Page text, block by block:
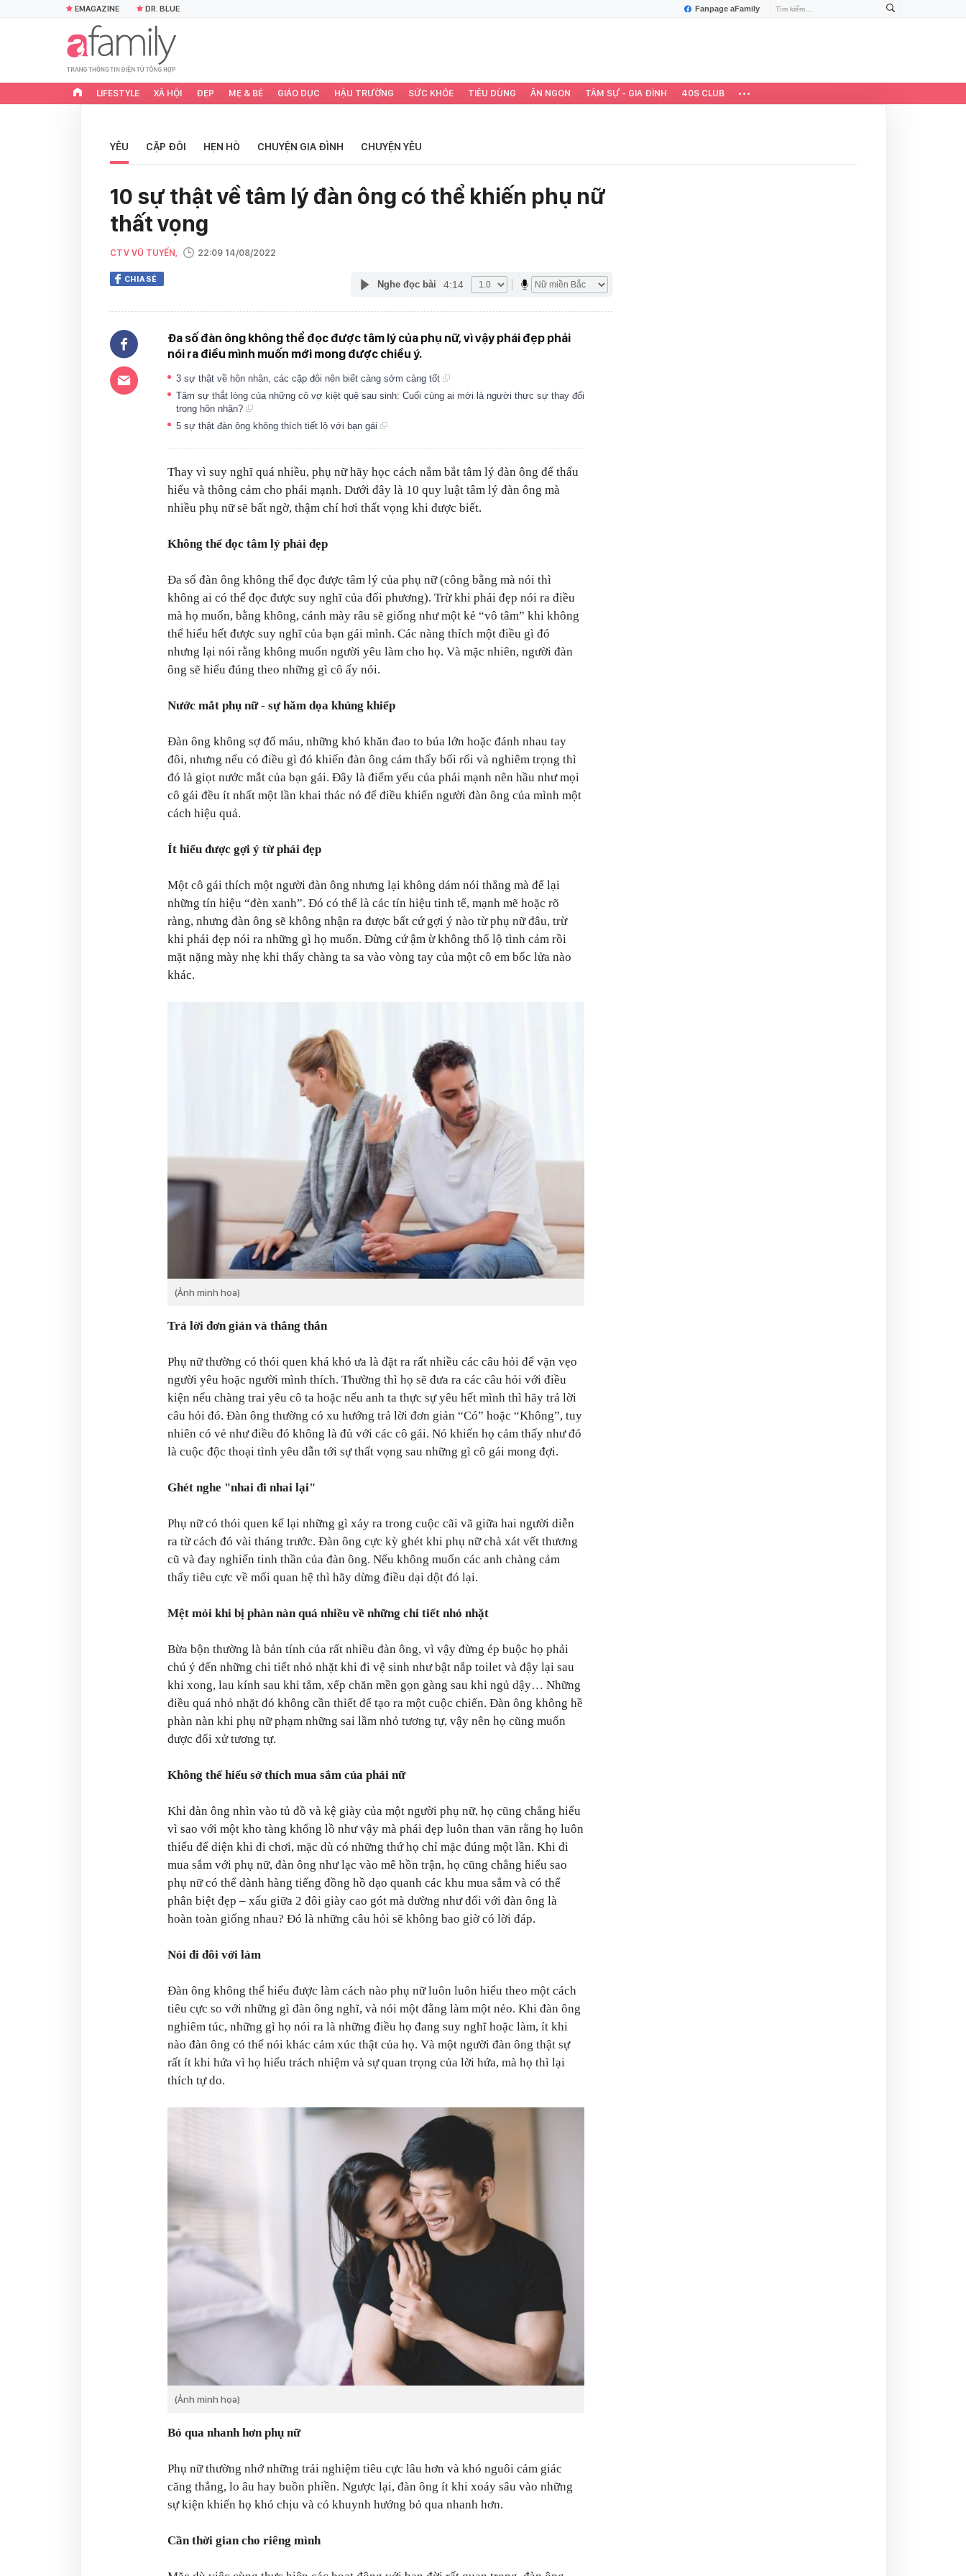
Fanpage aFamily
EMAGAZINE DR. BLUE
LIFESTYLE XÃ HỘI ĐẸP MẸ & BÉ GIÁO DỤC HẬU TRƯỜNG SỨC KHỎE TIÊU DÙNG ĂN NGON TÂM SỰ - GIA ĐÌNH 40S CLUB
YÊU CẶP ĐÔI HẸN HÒ CHUYỆN GIA ĐÌNH CHUYỆN YÊU
10 sự thật về tâm lý đàn ông có thể khiến phụ nữ
thất vọng
CTV VŨ TUYẾN, 22:09 14/08/2022
CHIA SẺ Nghe đọc bài 4:14
Đa số đàn ông không thể đọc được tâm lý của phụ nữ, vì vậy phái đẹp phải
nói ra điều mình muốn mới mong được chiều ý.
3 sự thật về hôn nhân, các cặp đôi nên biết càng sớm càng tốt
Tâm sự thắt lòng của những cô vợ kiệt quệ sau sinh: Cuối cùng ai mới là người thực sự thay đổi
trong hôn nhân?
5 sự thật đàn ông không thích tiết lộ với bạn gái
Thay vì suy nghĩ quá nhiều, phụ nữ hãy học cách nắm bắt tâm lý đàn ông để thấu
hiểu và thông cảm cho phái mạnh. Dưới đây là 10 quy luật tâm lý đàn ông mà
nhiều phụ nữ sẽ bất ngờ, thậm chí hơi thất vọng khi được biết.
Không thể đọc tâm lý phái đẹp
Đa số đàn ông không thể đọc được tâm lý của phụ nữ (công bằng mà nói thì
không ai có thể đọc được suy nghĩ của đối phương). Trừ khi phái đẹp nói ra điều
mà họ muốn, bằng không, cánh mày râu sẽ giống như một kẻ “vô tâm” khi không
thể hiểu hết được suy nghĩ của bạn gái mình. Các nàng thích một điều gì đó
nhưng lại nói rằng không muốn người yêu làm cho họ. Và mặc nhiên, người đàn
ông sẽ hiểu đúng theo những gì cô ấy nói.
Nước mắt phụ nữ - sự hăm dọa khủng khiếp
Đàn ông không sợ đổ máu, những khó khăn đao to búa lớn hoặc đánh nhau tay
đôi, nhưng nếu có điều gì đó khiến đàn ông cảm thấy bối rối và nghiêm trọng thì
đó là giọt nước mắt của bạn gái. Đây là điểm yếu của phái mạnh nên hầu như mọi
cô gái đều ít nhất một lần khai thác nó để điều khiển người đàn ông của mình một
cách hiệu quả.
Ít hiểu được gợi ý từ phái đẹp
Một cô gái thích một người đàn ông nhưng lại không dám nói thẳng mà để lại
những tín hiệu “đèn xanh”. Đó có thể là các tín hiệu tinh tế, mạnh mẽ hoặc rõ
ràng, nhưng đàn ông sẽ không nhận ra được bất cứ gợi ý nào từ phụ nữ đâu, trừ
khi phái đẹp nói ra những gì họ muốn. Đừng cứ ậm ừ không thổ lộ tình cảm rồi
mặt nặng mày nhẹ khi thấy chàng ta sa vào vòng tay của một cô em bốc lửa nào
khác.
(Ảnh minh họa)
Trả lời đơn giản và thẳng thắn
Phụ nữ thường có thói quen khá khó ưa là đặt ra rất nhiều các câu hỏi để vặn vẹo
người yêu hoặc người mình thích. Thường thì họ sẽ đưa ra các câu hỏi với điều
kiện nếu chàng trai yêu cô ta hoặc nếu anh ta thực sự yêu hết mình thì hãy trả lời
câu hỏi đó. Đàn ông thường có xu hướng trả lời đơn giản “Có” hoặc “Không”, tuy
nhiên có vẻ như điều đó không là đủ với các cô gái. Nó khiến họ cảm thấy như đó
là cuộc độc thoại tình yêu dẫn tới sự thất vọng sau những gì cô gái mong đợi.
Ghét nghe "nhai đi nhai lại"
Phụ nữ có thói quen kể lại những gì xảy ra trong cuộc cãi vã giữa hai người diễn
ra từ cách đó vài tháng trước. Đàn ông cực kỳ ghét khi phụ nữ chà xát vết thương
cũ và đay nghiến tinh thần của đàn ông. Nếu không muốn các anh chàng cảm
thấy tiêu cực về mối quan hệ thì hãy dừng điều dại dột đó lại.
Mệt mỏi khi bị phàn nàn quá nhiều về những chi tiết nhỏ nhặt
Bừa bộn thường là bản tính của rất nhiều đàn ông, vì vậy đừng ép buộc họ phải
chú ý đến những chi tiết nhỏ nhặt khi đi vệ sinh như bật nắp toilet và đậy lại sau
khi xong, lau kính sau khi tắm, xếp chăn mền gọn gàng sau khi ngủ dậy… Những
điều quá nhỏ nhặt đó không cần thiết để tạo ra một cuộc chiến. Đàn ông không hề
phàn nàn khi phụ nữ phạm những sai lầm nhỏ tương tự, vậy nên họ cũng muốn
được đối xử tương tự.
Không thể hiểu sở thích mua sắm của phái nữ
Khi đàn ông nhìn vào tủ đồ và kệ giày của một người phụ nữ, họ cũng chẳng hiểu
vì sao với một kho tàng khổng lồ như vậy mà phái đẹp luôn than vãn rằng họ luôn
thiếu để diện khi đi chơi, mặc dù có những thứ họ chỉ mặc đúng một lần. Khi đi
mua sắm với phụ nữ, đàn ông như lạc vào mê hồn trận, họ cũng chẳng hiểu sao
phụ nữ có thể dành hàng tiếng đồng hồ dạo quanh các khu mua sắm và có thể
phân biệt đẹp – xấu giữa 2 đôi giày cao gót mà dường như đối với đàn ông là
hoàn toàn giống nhau? Đó là những câu hỏi sẽ không bao giờ có lời đáp.
Nói đi đôi với làm
Đàn ông không thể hiểu được làm cách nào phụ nữ luôn luôn hiểu theo một cách
tiêu cực so với những gì đàn ông nghĩ, và nói một đằng làm một nẻo. Khi đàn ông
nghiêm túc, những gì họ nói ra là những điều họ đang suy nghĩ hoặc làm, ít khi
nào đàn ông có thể nói khác cảm xúc thật của họ. Và một người đàn ông thật sự
rất ít khi hứa vì họ hiểu trách nhiệm và sự quan trọng của lời hứa, mà họ thì lại
thích tự do.
(Ảnh minh họa)
Bỏ qua nhanh hơn phụ nữ
Phụ nữ thường nhớ những trải nghiệm tiêu cực lâu hơn và khó nguôi cảm giác
căng thẳng, lo âu hay buồn phiền. Ngược lại, đàn ông ít khi xoáy sâu vào những
sự kiện khiến họ khó chịu và có khuynh hướng bỏ qua nhanh hơn.
Cần thời gian cho riêng mình